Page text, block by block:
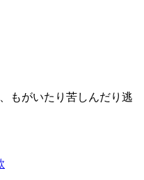
もがいたり苦しんだり逃